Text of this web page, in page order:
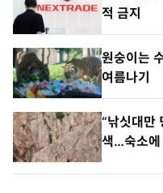
적 금지
원숭이는
여름나기
“낚싯대만
색…숙소에